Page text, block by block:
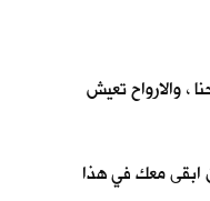
، والارواح تعيش
ابقى معكِ في هذا